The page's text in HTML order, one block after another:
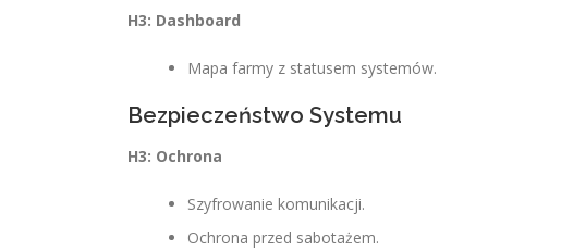
H3: Dashboard
Mapa farmy z statusem systemów.
Bezpieczeństwo Systemu
H3: Ochrona
Szyfrowanie komunikacji.
Ochrona przed sabotażem.